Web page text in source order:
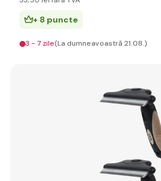
+ 8 puncte
3 - 7 zile(La dumneavoastră 21.08.)